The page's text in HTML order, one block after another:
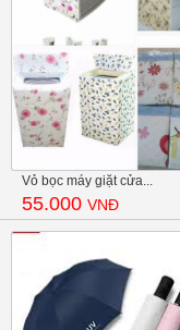
Vỏ bọc máy giặt cửa...
55.000 VNĐ